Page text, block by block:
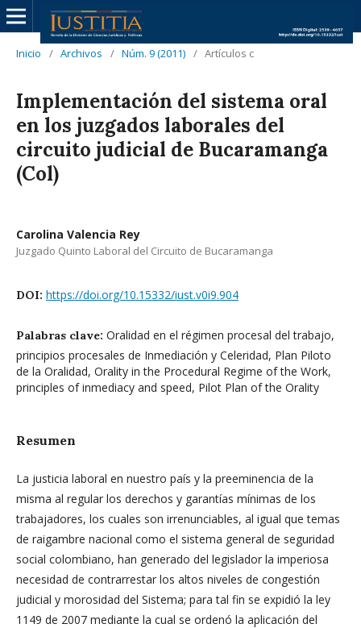
Inicio / Archivos / Núm. 9 (2011) / Artículos c
Implementación del sistema oral
en los juzgados laborales del
circuito judicial de Bucaramanga
(Col)
Carolina Valencia Rey
Juzgado Quinto Laboral del Circuito de Bucaramanga
DOI: https://doi.org/10.15332/iust.v0i9.904
Palabras clave: Oralidad en el régimen procesal del trabajo,
principios procesales de Inmediación y Celeridad, Plan Piloto
de la Oralidad, Orality in the Procedural Regime of the Work,
principles of inmediacy and speed, Pilot Plan of the Orality
Resumen
La justicia laboral en nuestro país y la preeminencia de la
misma al regular los derechos y garantías mínimas de los
trabajadores, los cuales son irrenunciables, al igual que temas
de raigambre nacional como el sistema general de seguridad
social colombiano, han generado del legislador la imperiosa
necesidad de contrarrestar los altos niveles de congestión
judicial y morosidad del Sistema; para tal fin se expidió la ley
1149 de 2007 mediante la cual se ordenó la aplicación del